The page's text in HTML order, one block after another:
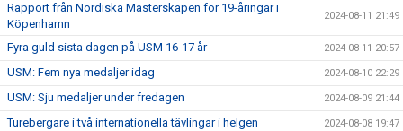
Rapport från Nordiska Mästerskapen för 19-åringar i
Köpenhamn
2024-08-11 21:49
Fyra guld sista dagen på USM 16-17 år 2024-08-11 20:57
USM: Fem nya medaljer idag 2024-08-10 22:29
USM: Sju medaljer under fredagen 2024-08-09 21:44
Turebergare i två internationella tävlingar i helgen 2024-08-08 19:47